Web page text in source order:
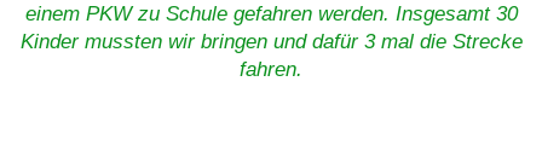
einem PKW zu Schule gefahren werden. Insgesamt 30
Kinder mussten wir bringen und dafür 3 mal die Strecke
fahren.